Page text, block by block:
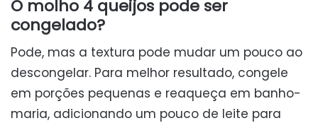
O molho 4 queijos pode ser
congelado?
Pode, mas a textura pode mudar um pouco ao
descongelar. Para melhor resultado, congele
em porções pequenas e reaqueça em banho-
maria, adicionando um pouco de leite para